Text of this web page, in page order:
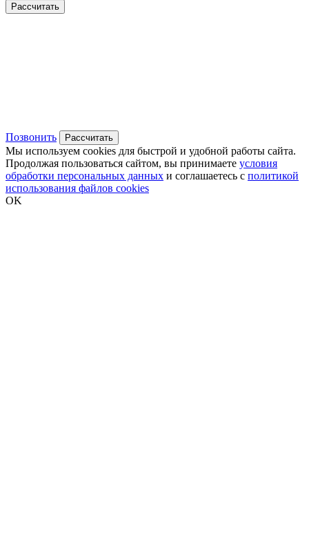
Рассчитать
Позвонить Рассчитать
Мы используем cookies для быстрой и удобной работы сайта.
Продолжая пользоваться сайтом, вы принимаете условия
обработки персональных данных и соглашаетесь с политикой
использования файлов cookies
OK